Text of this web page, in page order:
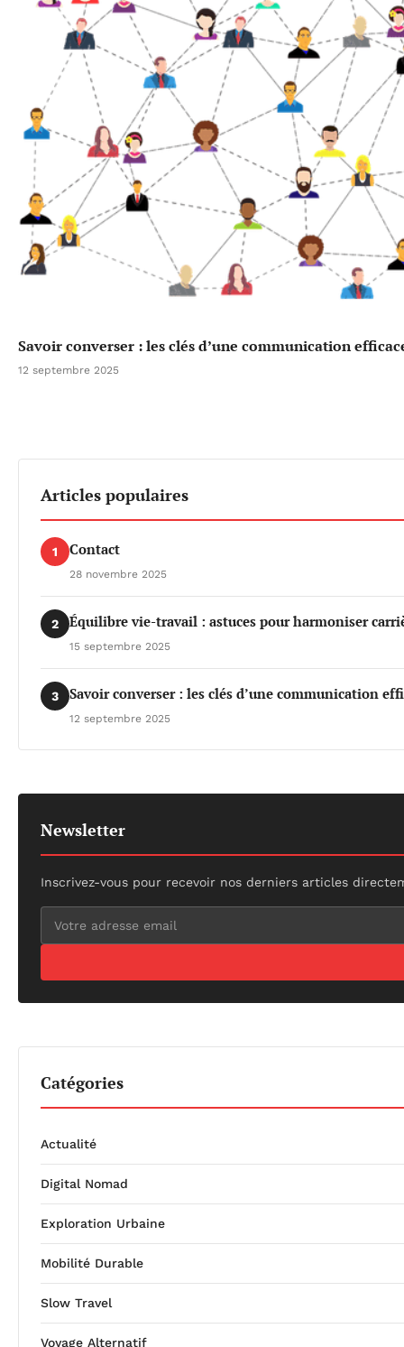
Savoir converser : les clés d’une communication
12 septembre 2025
Articles populaires
1 Contact
28 novembre 2025
2 Équilibre vie-travail : astuces pour harmoniser
15 septembre 2025
3 Savoir converser : les clés d’une communication
12 septembre 2025
Newsletter
Inscrivez-vous pour recevoir nos derniers articles
Catégories
Actualité
Digital Nomad
Exploration Urbaine
Mobilité Durable
Slow Travel
Voyage Alternatif